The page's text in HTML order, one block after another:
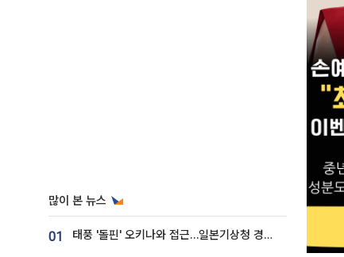
많이 본 뉴스
01 태풍 '돌핀' 오키나와 접근…일본기상청 경로 업데이트